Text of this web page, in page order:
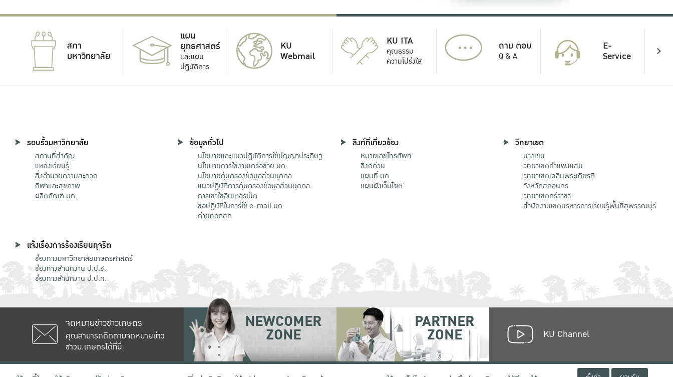
สภา
มหาวิทยาลัย
แผน
ยุทธศาสตร์
และแผน
ปฏิบัติการ
KU
Webmail
KU ITA
คุณธรรม
ความโปร่งใส
... ถาม ตอบ
Q & A
E-
Service
รอบรั้วมหาวิทยาลัย
สถานที่สำคัญ
แหล่งเรียนรู้
สิ่งอำนวยความสะดวก
กีฬาและสุขภาพ
ผลิตภัณฑ์ มก.
ข้อมูลทั่วไป
นโยบายและแนวปฏิบัติการใช้ปัญญาประดิษฐ์
นโยบายการใช้งานเครือข่าย มก.
นโยบายคุ้มครองข้อมูลส่วนบุคคล
แนวปฏิบัติการคุ้มครองข้อมูลส่วนบุคคล
การเข้าใช้อินเตอร์เน็ต
ข้อปฏิบัติในการใช้ e-mail มก.
ถ่ายทอดสด
ลิงก์ที่เกี่ยวข้อง
หมายเลขโทรศัพท์
ลิงก์ด่วน
แผนที่ มก.
แผนผังเว็บไซต์
วิทยาเขต
บางเขน
วิทยาเขตกําแพงแสน
วิทยาเขตเฉลิมพระเกียรติ
จังหวัดสกลนคร
วิทยาเขตศรีราชา
สำนักงานเขตบริหารการเรียนรู้พื้นที่สุพรรณบุรี
แจ้งเรื่องการร้องเรียนทุจริต
ช่องทางมหาวิทยาลัยเกษตรศาสตร์
ช่องทางสำนักงาน ป.ป.ช.
ช่องทางสำนักงาน ป.ป.ท.
จดหมายข่าวชาวเกษตร
คุณสามารถติดตามจดหมายข่าว
ชาวม.เกษตรได้ที่นี่
NEWCOMER
ZONE
PARTNER
ZONE KU Channel